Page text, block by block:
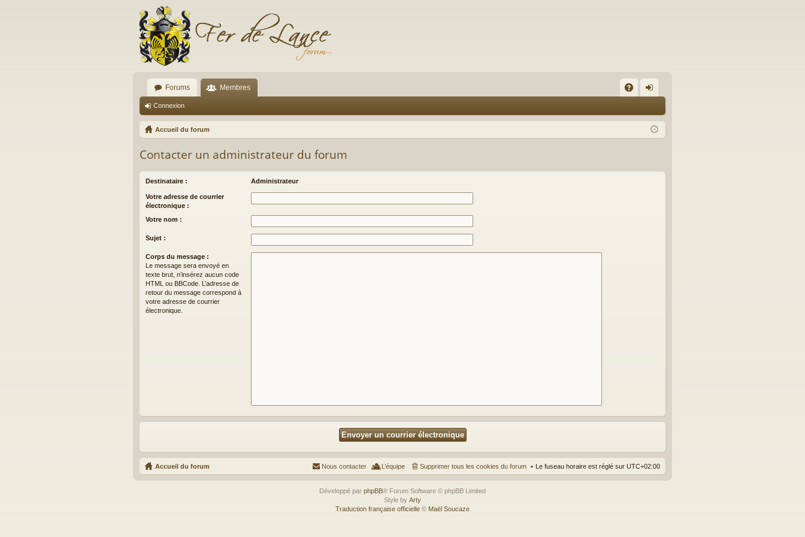
Forums Membres
Q ne
Connexion
Accueil du forum
Contacter un administrateur du forum
Destinataire : Administrateur
Votre adresse de courrier
électronique :
Votre nom :
Sujet :
Corps du message :
Le message sera envoyé en
texte brut, n’insérez aucun code
HTML ou BBCode. L’adresse de
retour du message correspond à
votre adresse de courrier
électronique.
Accueil du forum Le fuseau horaire est réglé sur UTC+02:00
Supprimer tous les cookies du forum
L’équipe
Nous contacter
Développé par phpBB® Forum Software © phpBB Limited
Style by Arty
Traduction française officielle © Maël Soucaze